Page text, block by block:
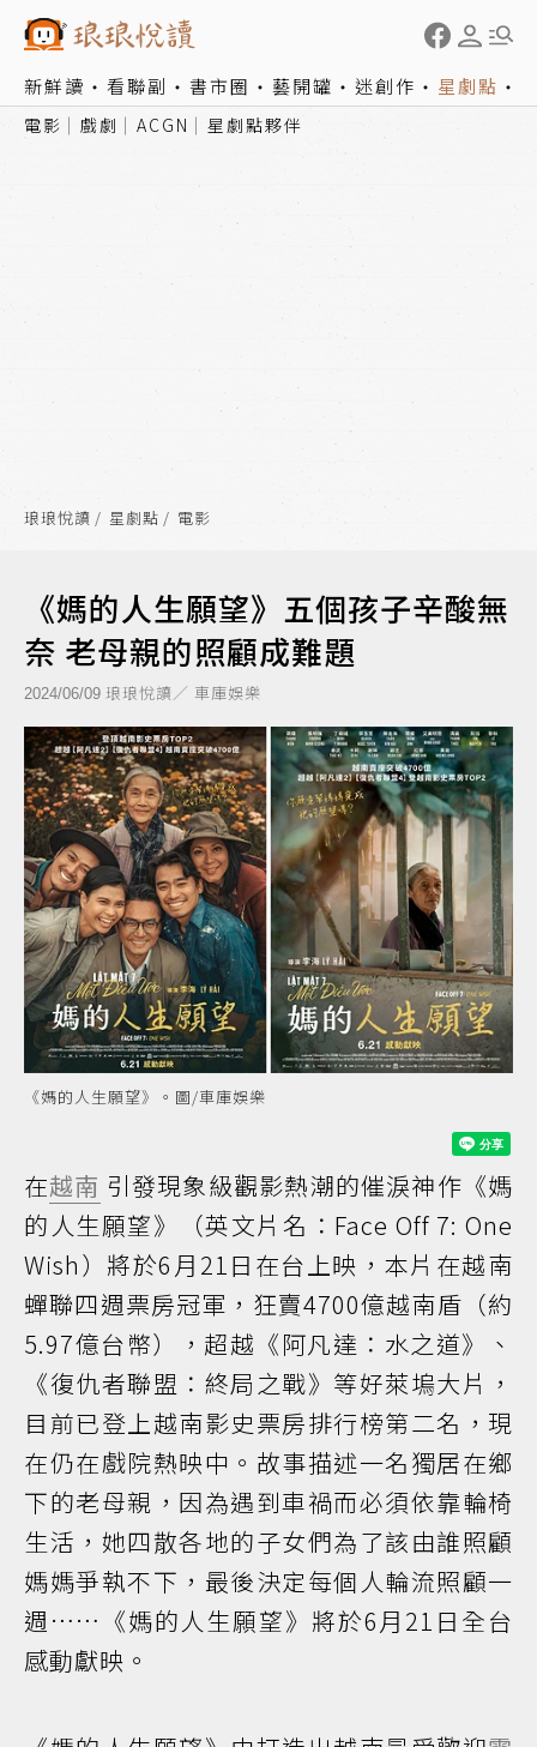
新鮮讀 看聯副 書市圈 藝開罐 迷創作 星劇點
電影 戲劇 ACGN 星劇點夥伴
琅琅悅讀 星劇點 電影
《媽的人生願望》五個孩子辛酸無
奈 老母親的照顧成難題
2024/06/09 琅琅悅讀／ 車庫娛樂
《媽的人生願望》。圖/車庫娛樂
在越南 引發現象級觀影熱潮的催淚神作《媽
的人生願望》（英文片名：Face Off 7: One
Wish）將於6月21日在台上映，本片在越南
蟬聯四週票房冠軍，狂賣4700億越南盾（約
5.97億台幣），超越《阿凡達：水之道》、
《復仇者聯盟：終局之戰》等好萊塢大片，
目前已登上越南影史票房排行榜第二名，現
在仍在戲院熱映中。故事描述一名獨居在鄉
下的老母親，因為遇到車禍而必須依靠輪椅
生活，她四散各地的子女們為了該由誰照顧
媽媽爭執不下，最後決定每個人輪流照顧一
週……《媽的人生願望》將於6月21日全台
感動獻映。